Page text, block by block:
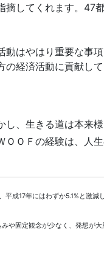
してくれます。47
はやはり重要な事
経済活動に貢献して
、生きる道は本来
ＯＦの経験は、人
成17年にはわずか5.1%と激減
や固定観念が少なく、発想が